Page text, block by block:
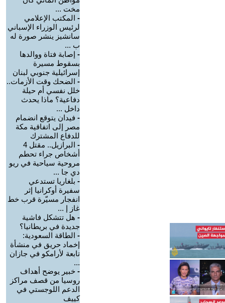
مخت ...
- المكتب الإعلامي
لرئيس الوزراء الإسباني
سانشيز ينشر صورة له
ب ...
- إصابة فتاة ووالدها
بسقوط مسيرة
إسرائيلية جنوبي لبنان
- الضحك وقت الأزمات..
خلل نفسي أم حيلة
دفاعية؟ ماذا يحدث
داخل ...
- فيدان يتوقع انضمام
مصر إلى اتفاقية مكة
للدفاع المشترك
-
البرازيل.. مقتل 4
أشخاص جراء تحطم
مروحية سياحية في ريو
دي جا ...
- بلغاريا تستدعي
سفيرة أوكرانيا إثر
انفجار مسيّرة قرب خط
غاز إ ...
- هل تتشكل فاشية
جديدة في بريطانيا؟
- الطاقة السعودية:
إخماد حريق في منشأة
تابعة لأرامكو في جازان
...
- خبير يوضح أهداف
روسيا من قصف مراكز
الدعم اللوجستي في
كييف